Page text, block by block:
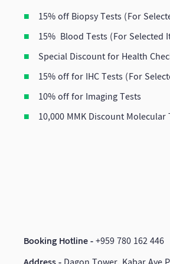
15% off Biopsy Tests (For
15% Blood Tests (For Selected
Special Discount for Health
15% off for IHC Tests (For
10% off for Imaging Tests
10,000 MMK Discount Molecular
Booking Hotline -+959 780 162 446